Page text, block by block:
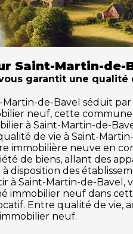
Saint-Martin-de-
garantit une
de-Bavel séduit
neuf, cette
à Saint-Martin-de-
de vie à Saint-
immobilière neuve en
de biens, allant des
disposition des
à Saint-Martin-de-
immobilier neuf dans
Entre qualité de vie,
neuf.